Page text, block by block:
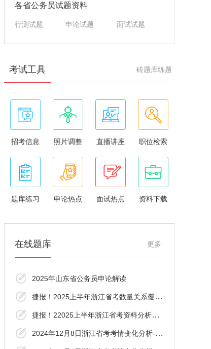
各省公务员试题资料
行测试题 申论试题 面试试题
砖题库练题
考试工具
招考信息 照片调整 直播讲座 职位检索
题库练习 申论热点 面试热点 资料下载
更多
在线题库
2025年山东省公务员申论解读
捷报！2025上半年浙江省考数量关系覆盖了！
捷报！22025上半年浙江省考资料分析覆盖了
2024年12月8日浙江省考考情变化分析-资料分